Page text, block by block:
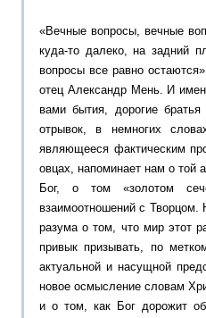
«Вечные вопросы, вечные
куда-то далеко, на задний
вопросы все равно
отец Александр Мень. И
вами бытия, дорогие
отрывок, в немногих
являющееся фактическим
овцах, напоминает нам о той
Бог, о том «золотом
взаимоотношений с
разума о том, что мир этот
привык призывать, по
актуальной и насущной
новое осмысление словам
и о том, как Бог дорожит